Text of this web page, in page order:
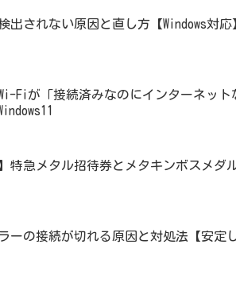
出されない原因と直し方【Windows対
Fiが「接続済みなのにインターネッ
特急メタル招待券とメタキンボスメダ
ーの接続が切れる原因と対処法【安定